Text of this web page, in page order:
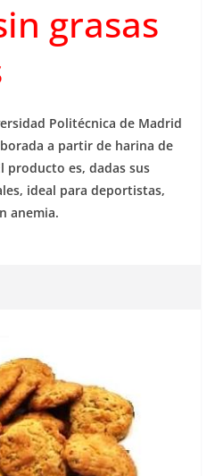
grasas
Politécnica de Madrid
a partir de harina de
producto es, dadas sus
ideal para deportistas,
anemia.